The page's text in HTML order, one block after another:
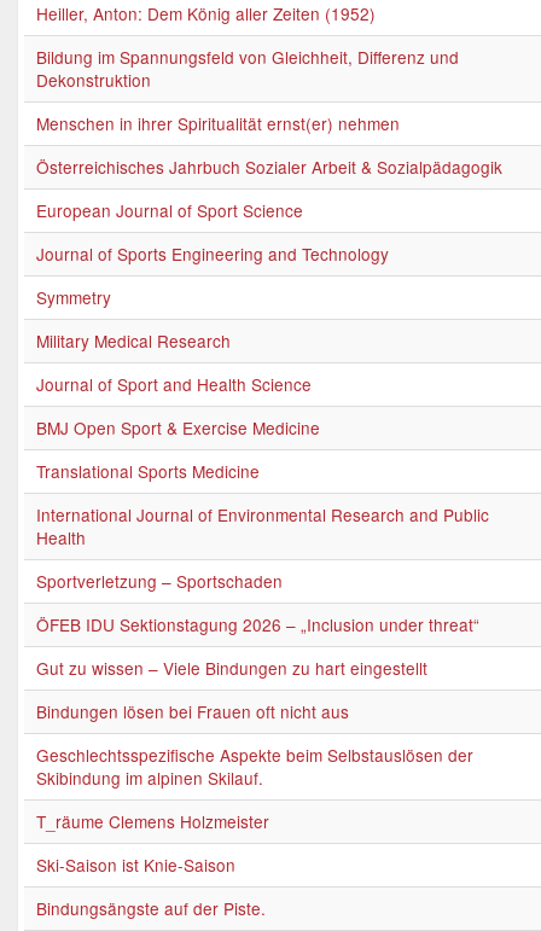
Heiller, Anton: Dem König aller Zeiten (1952)
Bildung im Spannungsfeld von Gleichheit, Differenz und
Dekonstruktion
Menschen in ihrer Spiritualität ernst(er) nehmen
Österreichisches Jahrbuch Sozialer Arbeit & Sozialpädagogik
European Journal of Sport Science
Journal of Sports Engineering and Technology
Symmetry
Military Medical Research
Journal of Sport and Health Science
BMJ Open Sport & Exercise Medicine
Translational Sports Medicine
International Journal of Environmental Research and Public
Health
Sportverletzung – Sportschaden
ÖFEB IDU Sektionstagung 2026 – „Inclusion under threat“
Gut zu wissen – Viele Bindungen zu hart eingestellt
Bindungen lösen bei Frauen oft nicht aus
Geschlechtsspezifische Aspekte beim Selbstauslösen der
Skibindung im alpinen Skilauf.
T_räume Clemens Holzmeister
Ski-Saison ist Knie-Saison
Bindungsängste auf der Piste.